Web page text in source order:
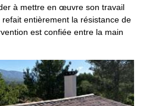
à mettre en œuvre son travail
entièrement la résistance de
est confiée entre la main